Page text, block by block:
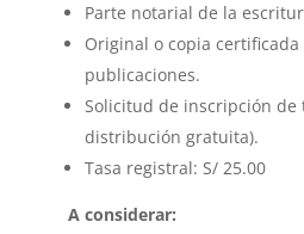
Parte notarial de la
Original o copia certificada
publicaciones.
Solicitud de inscripción
distribución gratuita).
Tasa registral: S/ 25.00
A considerar: